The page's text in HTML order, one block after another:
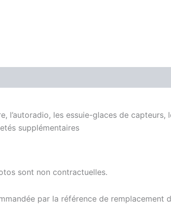
les essuie-glaces de capteurs,
supplémentaires
sont non contractuelles.
par la référence de remplacement